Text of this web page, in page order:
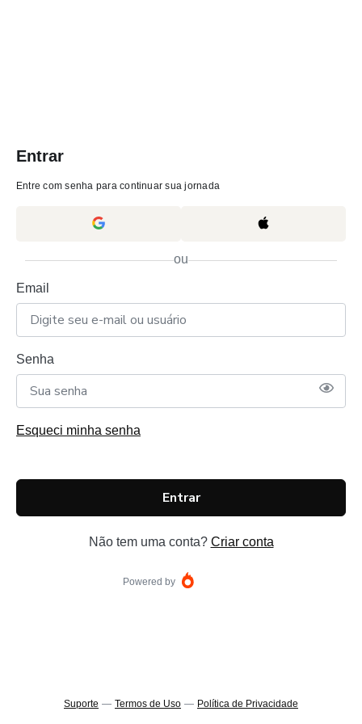
Entrar
Entre com senha para continuar sua jornada
ou
Email
Senha
Esqueci minha senha
Entrar
Não tem uma conta? Criar conta
Powered by
Suporte — Termos de Uso — Política de Privacidade